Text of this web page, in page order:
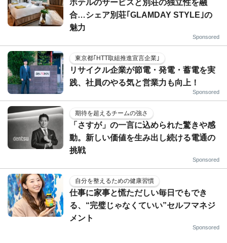
ホテルのサービスと別荘の独立性を融
合…シェア別荘｢GLAMDAY STYLE｣の
魅力
Sponsored
東京都｢HTT取組推進宣言企業｣
リサイクル企業が節電・発電・蓄電を実
践、社員のやる気と営業力も向上！
Sponsored
期待を超えるチームの強さ
「さすが」の一言に込められた驚きや感
動。新しい価値を生み出し続ける電通の
挑戦
Sponsored
自分を整えるための健康習慣
仕事に家事と慌ただしい毎日でもでき
る、“完璧じゃなくていい”セルフマネジ
メント
Sponsored